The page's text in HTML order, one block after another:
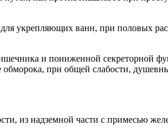
укрепляющих ванн, при половых
и пониженной секреторной
при общей слабости,
из надземной части с примесью